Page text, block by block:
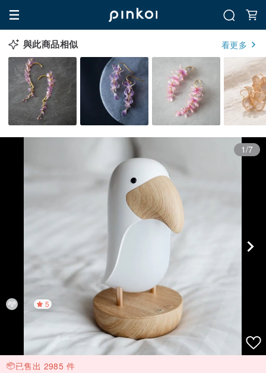
與此商品相似 看更多
1/7
5
已售出 2985 件